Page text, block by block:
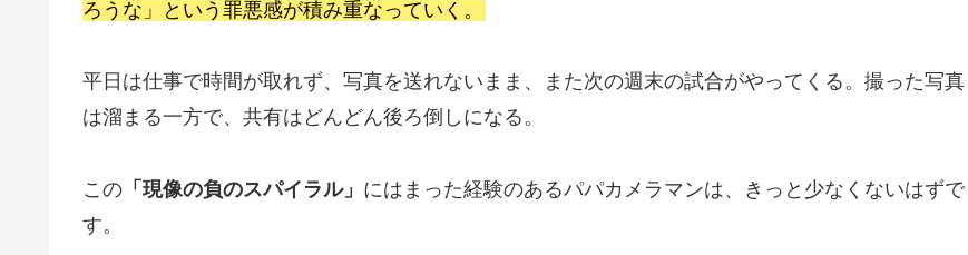
ろうな」という罪悪感が積み重なっていく。
平日は仕事で時間が取れず、写真を送れないまま、また次の週末の試合がやってくる。撮った写真
は溜まる一方で、共有はどんどん後ろ倒しになる。
この 「現像の負のスパイラル」 にはまった経験のあるパパカメラマンは、きっと少なくないはずで
す。